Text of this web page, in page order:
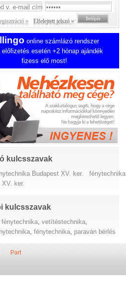
» Elfelejtett jelszó »
online számlázó rendszer
előfizetés esetén +2 hónap ajándék
fizess elő most!
kulcsszavak
Budapest XV. ker.
fénytechnika
XV. ker.
kulcsszavak
fénytechnika,vetítéstechnika,
,fénytechnika, paraván bérlés
Part